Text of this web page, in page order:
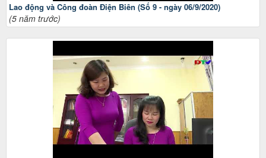
Lao động và Công đoàn Điện Biên (Số 9 - ngày 06/9/2020)
(5 năm trước)